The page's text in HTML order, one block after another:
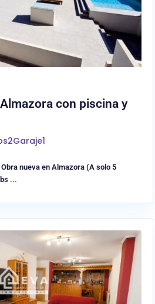
con piscina y
2Garaje1
Obra nueva en Almazora (A solo 5
...